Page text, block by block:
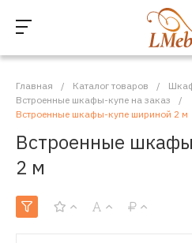
Главная / Каталог товаров /
Встроенные шкафы-купе на заказ
/
Встроенные шкафы-купе шириной 2 м
Встроенные
2 м